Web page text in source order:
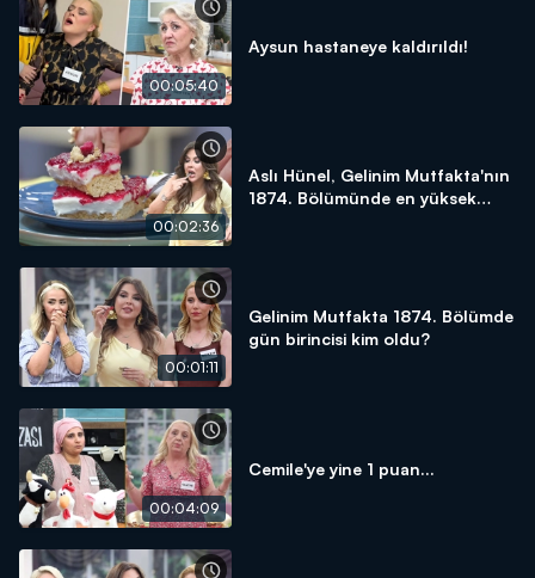
00:05:40
Aysun hastaneye kaldırıldı!
00:02:36
Aslı Hünel, Gelinim Mutfakta'nın
1874. Bölümünde en yüksek
00:01:11
Gelinim Mutfakta 1874. Bölümde
gün birincisi kim oldu?
00:04:09
Cemile'ye yine 1 puan...